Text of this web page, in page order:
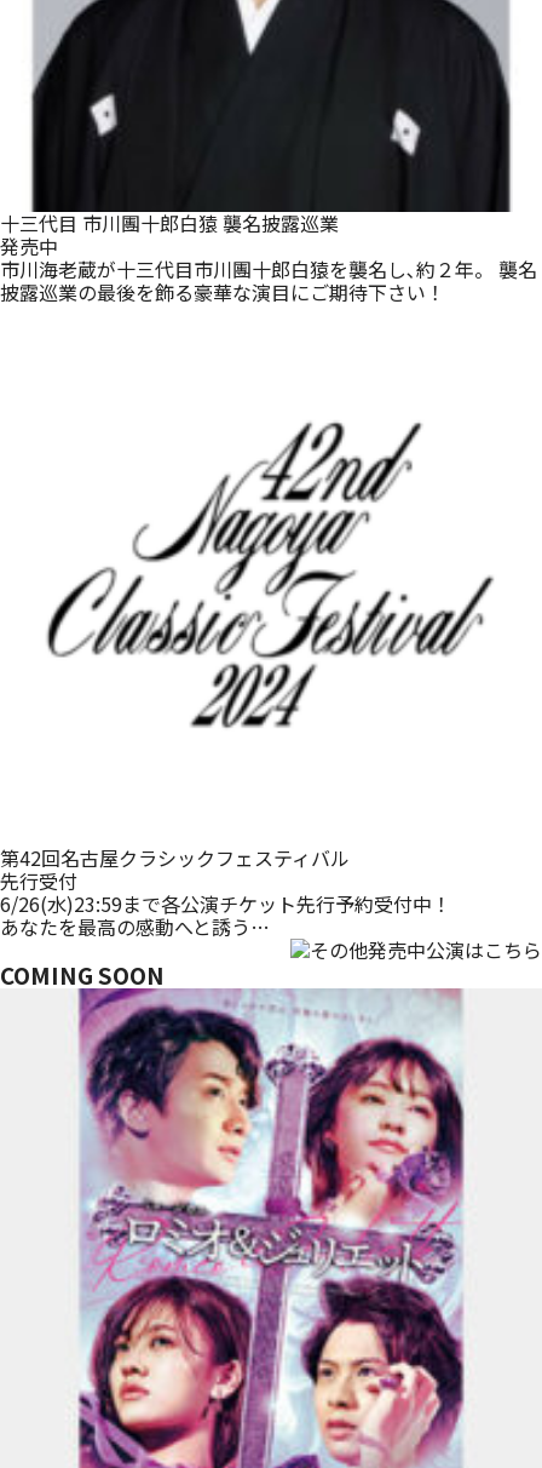
十三代目 市川團十郎白猿 襲名披露巡業
発売中
市川海老蔵が十三代目市川團十郎白猿を襲名し､約２年。 襲名
披露巡業の最後を飾る豪華な演目にご期待下さい！
第42回名古屋クラシックフェスティバル
先行受付
6/26(水)23:59まで各公演チケット先行予約受付中！
あなたを最高の感動へと誘う…
COMING SOON